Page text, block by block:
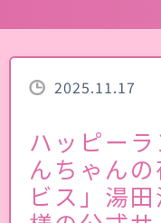
2025.11.17
ハッピー
んちゃん
ビス」湯